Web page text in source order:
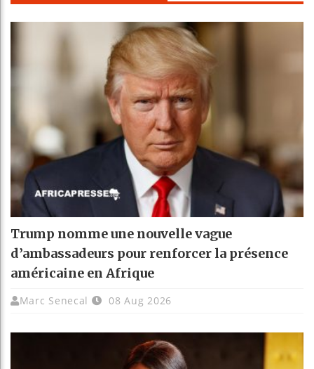
Trump nomme une nouvelle vague
d’ambassadeurs pour renforcer la présence
américaine en Afrique
Marc Senecal 08 Aug 2026